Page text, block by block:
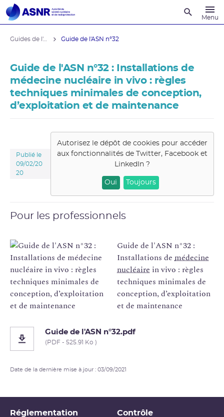
Menu
Guides de l'ASNR Guide de l'ASN n°32
Guide de l'ASN n°32 : Installations de
médecine nucléaire in vivo : règles
techniques minimales de conception,
d’exploitation et de maintenance
Publié le
09/02/20
20
Autorisez le dépôt de cookies pour accéder
aux fonctionnalités de Twitter, Facebook et
LinkedIn?
Oui Toujours
Pour les professionnels
Guide de l'ASN n°32 :
Installations demédecine
nucléaire in vivo : règles
techniques minimales de
conception, d’exploitation
et de maintenance
Guide de l'ASN n°32.pdf
(PDF - 525.91 Ko )
Date de la dernière mise à jour : 03/09/2021
Réglementation Contrôle